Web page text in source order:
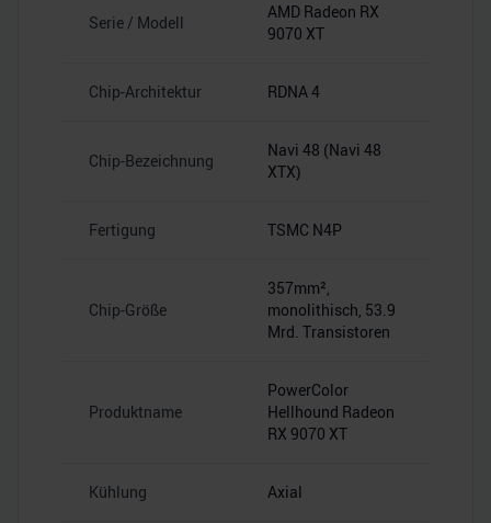
Serie / Modell
AMD Radeon RX
9070 XT
Chip-Architektur RDNA 4
Chip-Bezeichnung
Navi 48 (Navi 48
XTX)
Fertigung TSMC N4P
Chip-Größe
357mm²,
monolithisch, 53.9
Mrd. Transistoren
Produktname
PowerColor
Hellhound Radeon
RX 9070 XT
Kühlung Axial